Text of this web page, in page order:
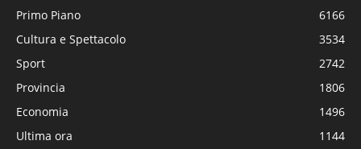
Primo Piano
6166
Cultura e Spettacolo
3534
Sport
2742
Provincia
1806
Economia
1496
Ultima ora
1144